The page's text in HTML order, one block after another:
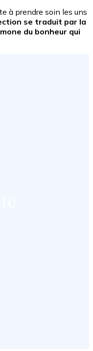
à prendre soin les uns
se traduit par la
du bonheur qui